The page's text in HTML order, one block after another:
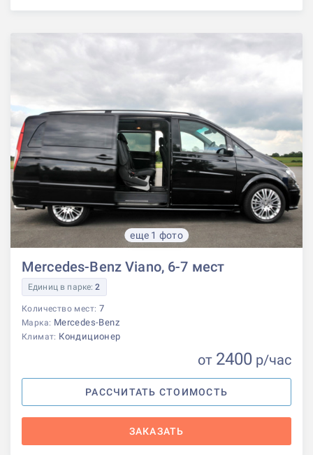
еще 1 фото
Mercedes-Benz Viano, 6-7 мест
Единиц в парке:2
Количество мест: 7
Марка: Mercedes-Benz
Климат: Кондиционер
от 2400 р/час
РАССЧИТАТЬ СТОИМОСТЬ
ЗАКАЗАТЬ